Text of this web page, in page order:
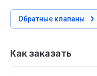
Обратные клапаны
Как заказать